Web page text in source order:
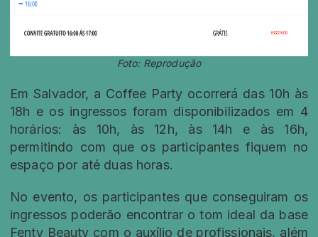
Foto: Reprodução
Em Salvador, a Coffee Party ocorrerá das 10h às
18h e os ingressos foram disponibilizados em 4
horários: às 10h, às 12h, às 14h e às 16h,
permitindo com que os participantes fiquem no
espaço por até duas horas.
No evento, os participantes que conseguiram os
ingressos poderão encontrar o tom ideal da base
Fenty Beauty com o auxílio de profissionais, além